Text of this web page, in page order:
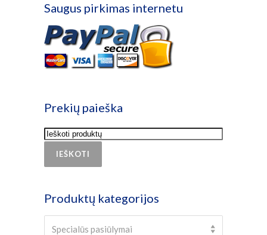
Saugus pirkimas internetu
Prekių paieška
IEŠKOTI
Produktų kategorijos
Specialūs pasiūlymai
Specialūs pasiūlymai